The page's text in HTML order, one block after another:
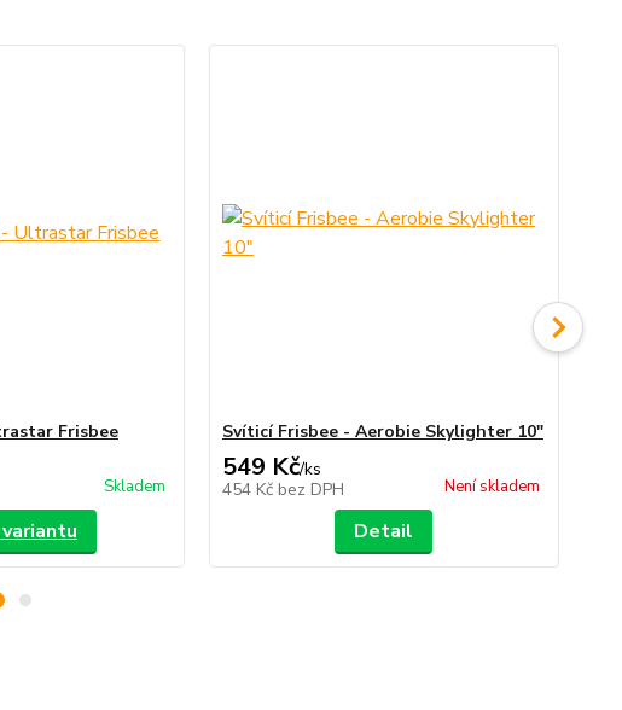
Frisbee
Skladem
Svíticí Frisbee - Aerobie Skylighter 10"
549 Kč/ks
454 Kč bez DPH Není skladem
Detail